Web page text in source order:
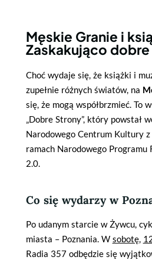
Męskie Granie i
Zaskakująco dobre
Choć wydaje się, że książki i
zupełnie różnych światów, na
się, że mogą współbrzmieć. To
„Dobre Strony”, który powstał
Narodowego Centrum Kultury
ramach Narodowego
2.0.
Co się wydarzy w
Po udanym starcie w Żywcu,
miasta – Poznania. W sobotę,
Radia 357 odbędzie się